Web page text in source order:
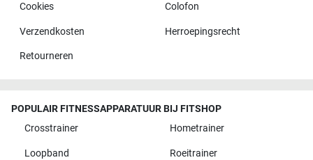
Cookies Colofon
Verzendkosten Herroepingsrecht
Retourneren
POPULAIR FITNESSAPPARATUUR BIJ FITSHOP
Crosstrainer
Hometrainer
Loopband Roeitrainer